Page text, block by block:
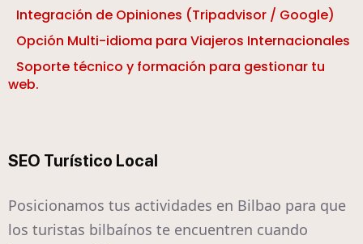
Integración de Opiniones (Tripadvisor / Google)
Opción Multi-idioma para Viajeros Internacionales
Soporte técnico y formación para gestionar tu
web.
SEO Turístico Local
Posicionamos tus actividades en Bilbao para que
los turistas bilbaínos te encuentren cuando